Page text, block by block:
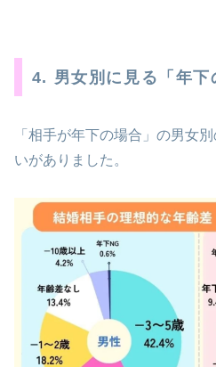
4. 男女別に見る「年下
「相手が年下の場合」の男女
いがありました。